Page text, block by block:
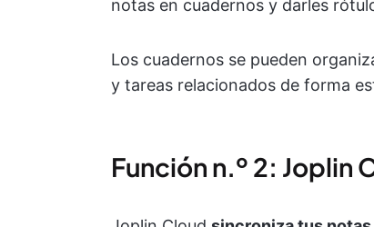
notas en cuadernos y darles
Los cuadernos se pueden
y tareas relacionados de forma
Función n.º 2: Joplin